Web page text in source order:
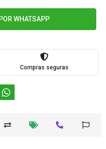
WHATSAPP
Compras seguras